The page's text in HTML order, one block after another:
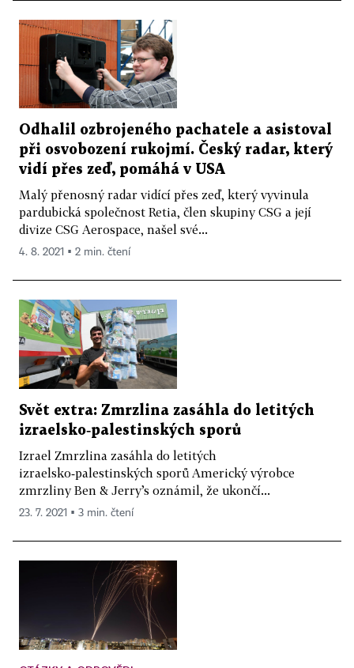
Odhalil ozbrojeného pachatele a asistoval
při osvobození rukojmí. Český radar, který
vidí přes zeď, pomáhá v USA
Malý přenosný radar vidící přes zeď, který vyvinula
pardubická společnost Retia, člen skupiny CSG a její
divize CSG Aerospace, našel své...
4. 8. 2021 ▪ 2 min. čtení
Svět extra: Zmrzlina zasáhla do letitých
izraelsko‑palestinských sporů
Izrael Zmrzlina zasáhla do letitých
izraelsko‑palestinských sporů Americký výrobce
zmrzliny Ben & Jerry’s oznámil, že ukončí...
23. 7. 2021 ▪ 3 min. čtení